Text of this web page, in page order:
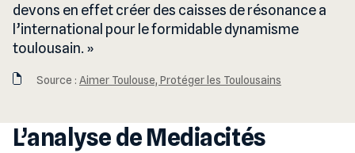
devons en effet créer des caisses de résonance a
l’international pour le formidable dynamisme
toulousain.
Source : Aimer Toulouse, Protéger les Toulousains
L’analyse de Mediacités